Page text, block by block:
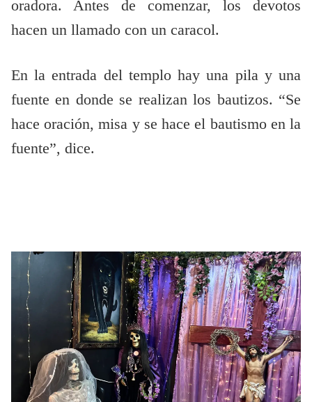
oradora. Antes de comenzar, los devotos
hacen un llamado con un caracol.
En la entrada del templo hay una pila y una
fuente en donde se realizan los bautizos. “Se
hace oración, misa y se hace el bautismo en la
fuente”, dice.